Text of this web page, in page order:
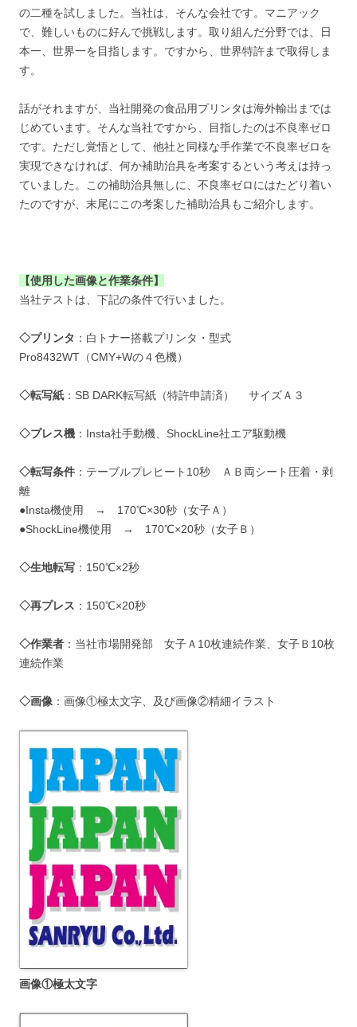
の二種を試しました。当社は、そんな会社です。マニアック
で、難しいものに好んで挑戦します。取り組んだ分野では、日
本一、世界一を目指します。ですから、世界特許まで取得しま
す。
話がそれますが、当社開発の食品用プリンタは海外輸出までは
じめています。そんな当社ですから、目指したのは不良率ゼロ
です。ただし覚悟として、他社と同様な手作業で不良率ゼロを
実現できなければ、何か補助治具を考案するという考えは持っ
ていました。この補助治具無しに、不良率ゼロにはたどり着い
たのですが、末尾にこの考案した補助治具もご紹介します。
【使用した画像と作業条件】
当社テストは、下記の条件で行いました。
◇プリンタ ：白トナー搭載プリンタ・型式
Pro8432WT（CMY+Wの４色機）
◇転写紙 ：SB DARK転写紙（特許申請済） サイズＡ３
◇プレス機 ：Insta社手動機、ShockLine社エア駆動機
◇転写条件 ：テーブルプレヒート10秒 ＡＢ両シート圧着・剥
離
●Insta機使用 → 170℃×30秒（女子Ａ）
●ShockLine機使用 → 170℃×20秒（女子Ｂ）
◇生地転写 ：150℃×2秒
◇再プレス ：150℃×20秒
◇作業者 ：当社市場開発部 女子Ａ10枚連続作業、女子Ｂ10枚
連続作業
◇画像 ：画像①極太文字、及び画像②精細イラスト
画像①極太文字